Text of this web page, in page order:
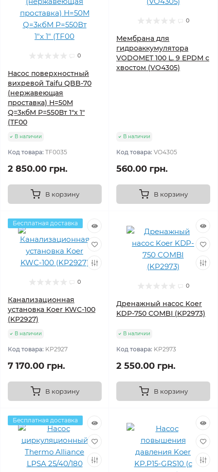
0
Насос поверхностный
вихревой Taifu QBB-70
(нержавеющая
проставка) Н=50М
Q=3кбМ P=550Вт 1"x 1"
(TF00
В наличии
Код товара: TF0035
2 850.00 грн.
В корзину
0
Мембрана для
гидроаккумулятора
VODOMET 100 L. 9 EPDM с
хвостом (VO4305)
В наличии
Код товара: VO4305
560.00 грн.
В корзину
Бесплатная доставка
0
Канализационная
установка Koer KWC-100
(KP2927)
В наличии
Код товара: KP2927
7 170.00 грн.
В корзину
0
Дренажный насос Koer
KDP-750 COMBI (KP2973)
В наличии
Код товара: KP2973
2 550.00 грн.
В корзину
Бесплатная доставка